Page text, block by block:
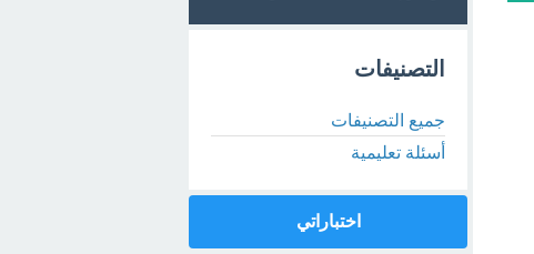
التصنيفات
جميع التصنيفات
أسئلة تعليمية
اختباراتي